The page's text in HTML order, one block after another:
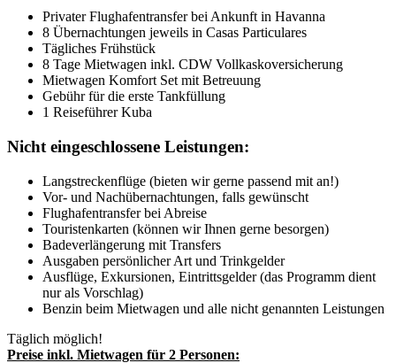
Privater Flughafentransfer bei Ankunft in Havanna
8 Übernachtungen jeweils in Casas Particulares
Tägliches Frühstück
8 Tage Mietwagen inkl. CDW Vollkaskoversicherung
Mietwagen Komfort Set mit Betreuung
Gebühr für die erste Tankfüllung
1 Reiseführer Kuba
Nicht eingeschlossene Leistungen:
Langstreckenflüge (bieten wir gerne passend mit an!)
Vor- und Nachübernachtungen, falls gewünscht
Flughafentransfer bei Abreise
Touristenkarten (können wir Ihnen gerne besorgen)
Badeverlängerung mit Transfers
Ausgaben persönlicher Art und Trinkgelder
Ausflüge, Exkursionen, Eintrittsgelder (das Programm dient
nur als Vorschlag)
Benzin beim Mietwagen und alle nicht genannten Leistungen
Täglich möglich!
Preise inkl. Mietwagen für 2 Personen: